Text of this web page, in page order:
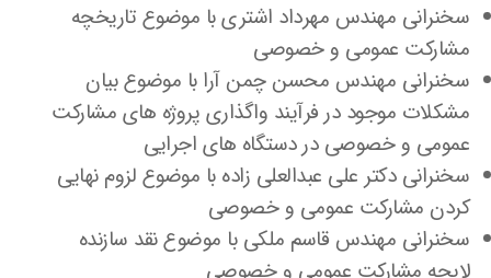
سخنرانی مهندس مهرداد اشتری با موضوع تاریخچه
مشارکت عمومی و خصوصی
سخنرانی مهندس محسن چمن آرا با موضوع بیان
مشکلات موجود در فرآیند واگذاری پروژه های مشارکت
عمومی و خصوصی در دستگاه های اجرایی
سخنرانی دکتر علی عبدالعلی زاده با موضوع لزوم نهایی
کردن مشارکت عمومی و خصوصی
سخنرانی مهندس قاسم ملکی با موضوع نقد سازنده
لایحه مشارکت عمومی و خصوصی